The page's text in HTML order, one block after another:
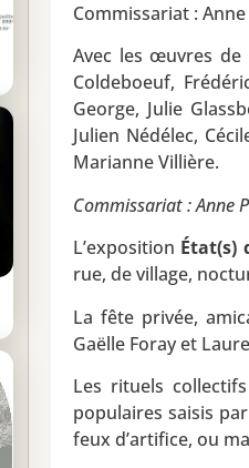
Commissariat :
Avec les œuvres de
Coldeboeuf,
George, Julie
Julien Nédélec,
Marianne Villière.
Commissariat : Anne
L’exposition État(s)
rue, de village,
La fête privée,
Gaëlle Foray et
Les rituels
populaires saisis
feux d’artifice, ou